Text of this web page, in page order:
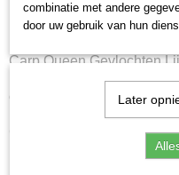
Maak kennis met de
karpervisserij:
Carp Queen Gevlochten
het is een wapenrusting
onbreekbare kracht,
Ervaar het verschil en laat
Carp Queen Gevlochten
De beste gevlochten
combinatie met andere
door uw gebruik van hun
Later